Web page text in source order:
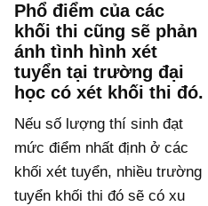
Phổ điểm của các
khối thi cũng sẽ phản
ánh tình hình xét
tuyển tại trường đại
học có xét khối thi đó.
Nếu số lượng thí sinh đạt
mức điểm nhất định ở các
khối xét tuyển, nhiều trường
tuyển khối thi đó sẽ có xu